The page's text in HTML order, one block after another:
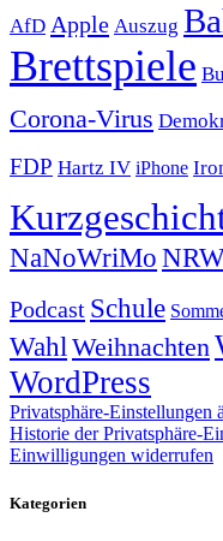
AfD Apple Auszug
Brettspiele
Corona-Virus
FDP Hartz IV iPhone
NaNoWriMo
Podcast Schule
WahlWeihnachten
WordPress
Privatsphäre-Einstellungen
Historie der Privatsphäre-
Einwilligungen widerrufen
Kategorien